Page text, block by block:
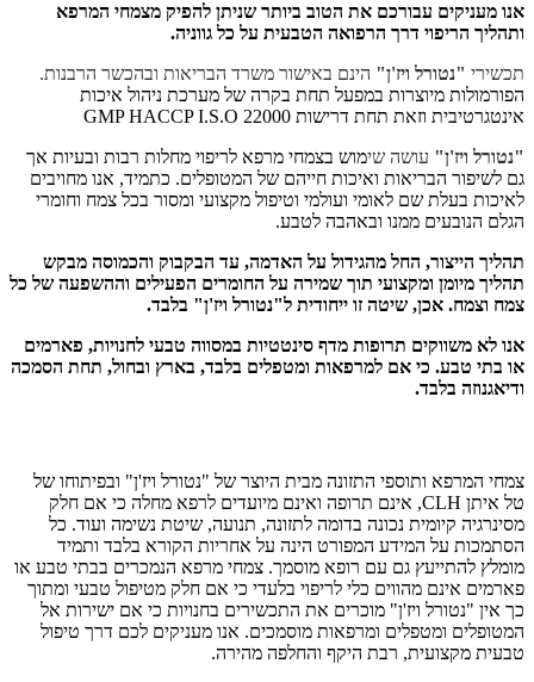
אנו מעניקים עבורכם את הטוב ביותר שניתן להפיק מצמחי המרפא
ותהליך הריפוי דרך הרפואה הטבעית על כל גווניה.
תכשירי "נטורל ויז'ן" הינם באישור משרד הבריאות ובהכשר הרבנות.
הפורמולות מיוצרות במפעל תחת בקרה של מערכת ניהול איכות
אינטגרטיבית וזאת תחת דרישות GMP HACCP I.S.O 22000
"נטורל ויז'ן" עושה שימוש בצמחי מרפא לריפוי מחלות רבות ובעיות אך
גם לשיפור הבריאות ואיכות חייהם של המטופלים. כתמיד, אנו מחויבים
לאיכות בעלת שם לאומי ועולמי וטיפול מקצועי ומסור בכל צמח וחומרי
הגלם הנובעים ממנו ובאהבה לטבע.
תהליך הייצור, החל מהגידול על האדמה, עד הבקבוק והכמוסה מבקש
תהליך מיומן ומקצועי תוך שמירה על החומרים הפעילים וההשפעה של כל
צמח וצמח. אכן, שיטה זו ייחודית ל"נטורל ויז'ן" בלבד.
אנו לא משווקים תרופות מדף סינטטיות במסווה טבעי לחנויות, פארמים
או בתי טבע. כי אם למרפאות ומטפלים בלבד, בארץ ובחול, תחת הסמכה
ודיאגנוזה בלבד.
צמחי המרפא ותוספי התזונה מבית היוצר של "נטורל ויז'ן" ובפיתוחו של
טל איתן CLH, אינם תרופה ואינם מיועדים לרפא מחלה כי אם חלק
מסינרגיה קיומית נכונה בדומה לתזונה, תנועה, שיטת נשימה ועוד. כל
הסתמכות על המידע המפורט הינה על אחריות הקורא בלבד ותמיד
מומלץ להתייעץ גם עם רופא מוסמך. צמחי מרפא הנמכרים בבתי טבע או
פארמים אינם מהווים כלי לריפוי בלעדי כי אם חלק מטיפול טבעי ומתוך
כך אין "נטורל ויז'ן" מוכרים את התכשירים בחנויות כי אם ישירות אל
המטופלים ומטפלים ומרפאות מוסמכים. אנו מעניקים לכם דרך טיפול
טבעית מקצועית, רבת היקף והחלפה מהירה.